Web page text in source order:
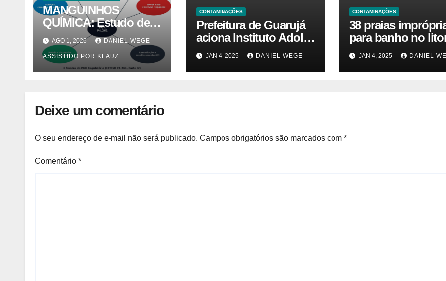
MANGUINHOS
QUÍMICA: Estudo de
Caso PGR — Área
Contaminada
Prioridade A em
Campinas (CETESB
AGO 1, 2026 DANIEL WEGE
ASSISTIDO POR KLAUZ
CONTAMINAÇÕES
Prefeitura de Guarujá
aciona Instituto Adolfo
Lutz para identificar
causas da virose em
moradores e turistas –
JAN 4, 2025 DANIEL WEGE
CONTAMINAÇÕES
38 praias
para banho no
paulista geram
ambiental e de
pública
JAN 4, 2025 DANIEL
Deixe um comentário
O seu endereço de e-mail não será publicado. Campos obrigatórios são marcados com *
Comentário *